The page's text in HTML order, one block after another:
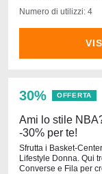
Numero di utilizzi: 4
30% OFFERTA
Ami lo stile
-30% per te!
Sfrutta i Basket-
Lifestyle Donna. Qui
Converse e Fila per